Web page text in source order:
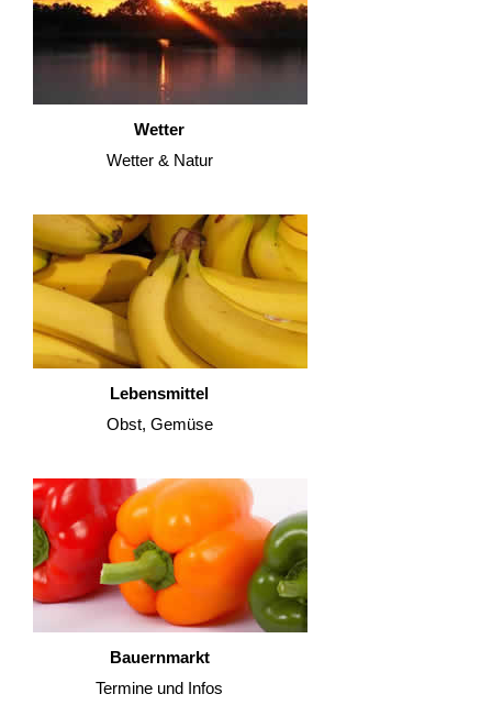
Wetter
Wetter & Natur
Lebensmittel
Obst, Gemüse
Bauernmarkt
Termine und Infos